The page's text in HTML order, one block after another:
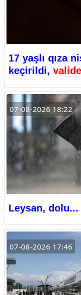
17 yaşlı qıza
keçirildi,
07-08-2026 18:22
Leysan, dolu...
07-08-2026 17:46